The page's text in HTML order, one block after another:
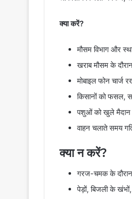
क्या करें?
मौसम विभाग और
खराब मौसम के
मोबाइल फोन
किसानों को फसल,
पशुओं को खुले मैदान
वाहन चलाते समय
क्या न करें?
गरज-चमक के दौरान
पेड़ों, बिजली के